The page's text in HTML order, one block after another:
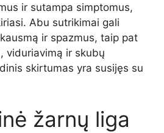
ir sutampa simptomus,
Abu sutrikimai gali
ir spazmus, taip pat
viduriavimą ir skubų
skirtumas yra susijęs su
žarnų liga